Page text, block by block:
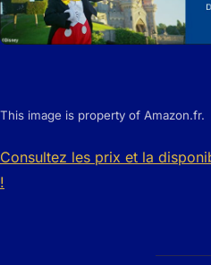
This image is property of Amazon.fr.
Consultez les prix et la
!